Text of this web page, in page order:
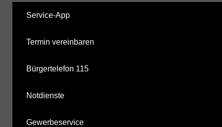
Service-App
Termin vereinbaren
Bürgertelefon 115
Notdienste
Gewerbeservice